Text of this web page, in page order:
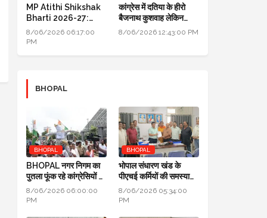
MP Atithi Shikshak
Bharti 2026-27:
प्रोफाइल अपडेट और
ज्वाइनिंग की प्रक्रिया शुरू
8/06/2026 06:17:00
PM
कांग्रेस में दतिया के हीरो
बैजनाथ कुशवाह लेकिन
क्रेडिट जयवर्धन सिंह को
8/06/2026 12:43:00 PM
BHOPAL
BHOPAL
BHOPAL नगर निगम का
पुतला फूंक रहे कांग्रेसियों ने
कहा: जब एरिया कमर्शियल
नहीं तो टैक्स क्यों लिया
8/06/2026 06:00:00
PM
BHOPAL
भोपाल संधारण खंड के
पीएचई कर्मियों की समस्याओं
का जल्द होगा निराकरण:
सुनील चतुर्वेदी SE-PHE
8/06/2026 05:34:00
PM